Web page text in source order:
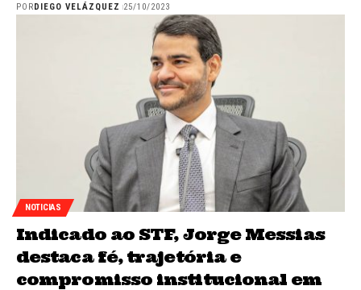
PORDIEGO VELÁZQUEZ 25/10/2023
NOTICIAS
Indicado ao STF, Jorge Messias
destaca fé, trajetória e
compromisso institucional em